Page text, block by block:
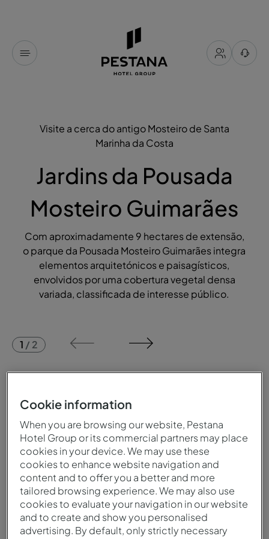
Visite a cerca do antigo Mosteiro de Santa
Marinha da Costa
Jardins da Pousada
Mosteiro Guimarães
Com aproximadamente 9 hectares de extensão,
o parque da Pousada Mosteiro Guimarães integra
elementos arquitetónicos e paisagísticos,
envolvidos por uma cobertura vegetal densa
variada, classificada de interesse público.
Uma viagem pela história
O jardim e o parque da Pousada Mosteiro Guimarães
origem na antiga cerca do Mosteiro de Santa Marinha
da Costa, fundado no séc. XII. Esta cerca - um
domínio murado, com mata de carvalhos e
castanheiros, pomar, horta, tanques e moinhos -
constituiu uma fonte de recursos e um local de
recreio e meditação dos cónegos de Santo
Agostinho e, a partir do séc. XVI, dos monges da
ordem de São Jerónimo. No séc. XIX, após a extinção
1 / 2
Cookie information
When you are browsing our website, Pestana
Hotel Group or its commercial partners may place
cookies in your device. We may use these
cookies to enhance website navigation and
content and to offer you a better and more
tailored browsing experience. We may also use
cookies to evaluate your navigation in our website
and to create and show you personalised
advertising. By default, only strictly necessary